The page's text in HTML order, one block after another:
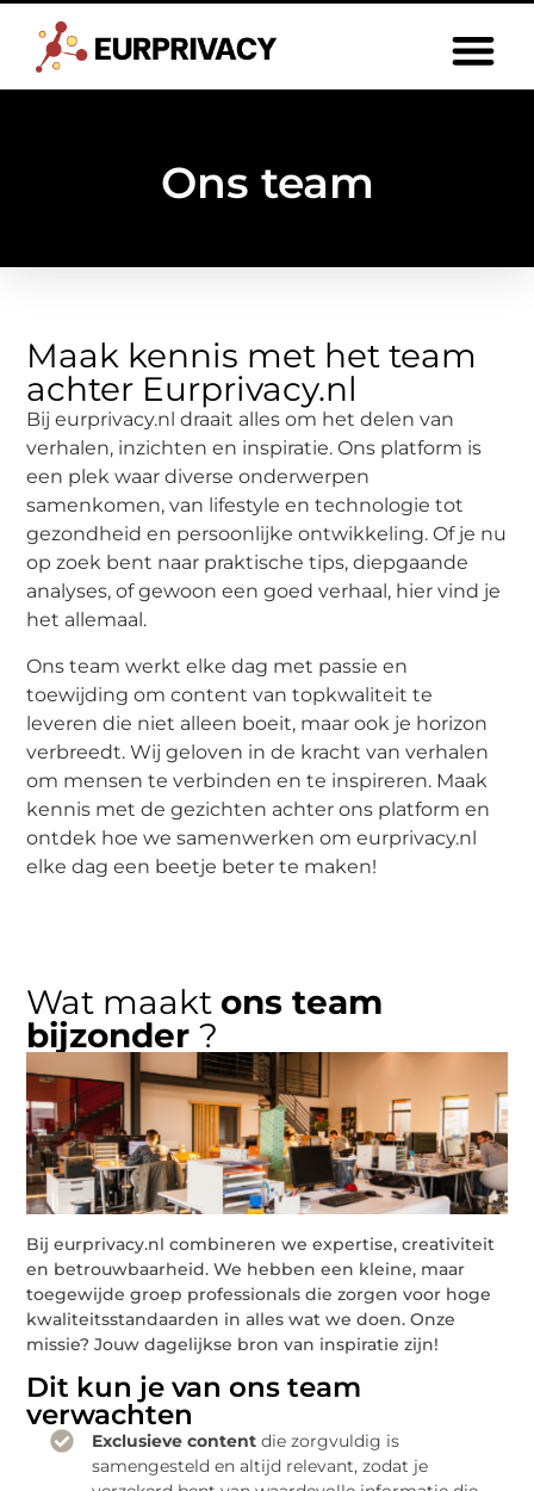
Ons team
Maak kennis met het team
achter Eurprivacy.nl
Bij eurprivacy.nl draait alles om het delen van
verhalen, inzichten en inspiratie. Ons platform is
een plek waar diverse onderwerpen
samenkomen, van lifestyle en technologie tot
gezondheid en persoonlijke ontwikkeling. Of je nu
op zoek bent naar praktische tips, diepgaande
analyses, of gewoon een goed verhaal, hier vind je
het allemaal.
Ons team werkt elke dag met passie en
toewijding om content van topkwaliteit te
leveren die niet alleen boeit, maar ook je horizon
verbreedt. Wij geloven in de kracht van verhalen
om mensen te verbinden en te inspireren. Maak
kennis met de gezichten achter ons platform en
ontdek hoe we samenwerken om eurprivacy.nl
elke dag een beetje beter te maken!
Wat maakt ons team
bijzonder?
Bij eurprivacy.nl combineren we expertise, creativiteit
en betrouwbaarheid. We hebben een kleine, maar
toegewijde groep professionals die zorgen voor hoge
kwaliteitsstandaarden in alles wat we doen. Onze
missie? Jouw dagelijkse bron van inspiratie zijn!
Dit kun je van ons team
verwachten
Exclusieve content die zorgvuldig is
samengesteld en altijd relevant, zodat je